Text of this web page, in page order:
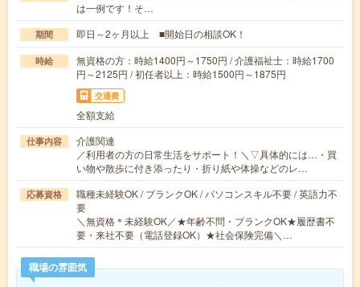
は一例です！そ…
期間 即日～2ヶ月以上 ■開始日の相談OK！
時給
無資格の方：時給1400円～1750円 / 介護福祉士：時給1700
円～2125円 / 初任者以上：時給1500円～1875円
交通費
全額支給
仕事内容
介護関連
／利用者の方の日常生活をサポート！＼▽具体的には…・買
い物や散歩に付き添ったり・折り紙や体操などのレ…
応募資格
職種未経験OK / ブランクOK / パソコンスキル不要 / 英語力不
要
＼無資格＊未経験OK／★年齢不問・ブランクOK★履歴書不
要・来社不要（電話登録OK）★社会保険完備＼…
職場の雰囲気